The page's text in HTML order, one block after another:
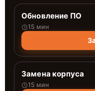
Обновление ПО
15 мин
Замена корпуса
15 мин